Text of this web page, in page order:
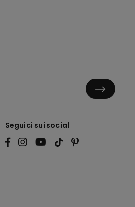
Seguici sui social